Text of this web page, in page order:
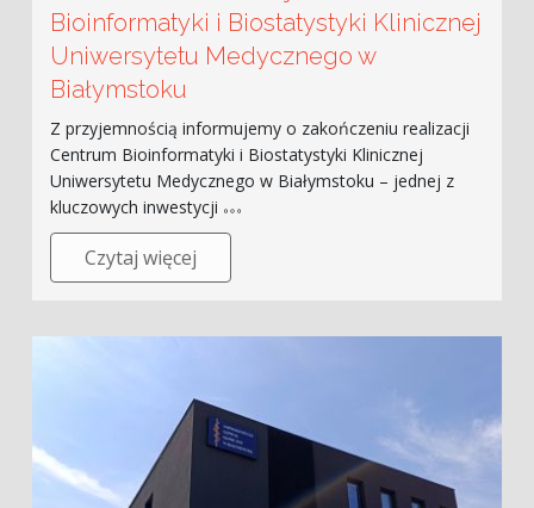
Bioinformatyki i Biostatystyki Klinicznej
Uniwersytetu Medycznego w
Białymstoku
Z przyjemnością informujemy o zakończeniu realizacji
Centrum Bioinformatyki i Biostatystyki Klinicznej
Uniwersytetu Medycznego w Białymstoku – jednej z
kluczowych inwestycji
Czytaj więcej